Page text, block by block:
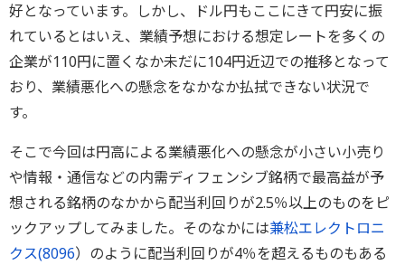
好となっています。しかし、ドル円もここにきて円安に振
れているとはいえ、業績予想における想定レートを多くの
企業が110円に置くなか未だに104円近辺での推移となって
おり、業績悪化への懸念をなかなか払拭できない状況で
す。
そこで今回は円高による業績悪化への懸念が小さい小売り
や情報・通信などの内需ディフェンシブ銘柄で最高益が予
想される銘柄のなかから配当利回りが2.5％以上のものをピ
ックアップしてみました。そのなかには兼松エレクトロニ
クス(8096）のように配当利回りが4％を超えるものもある